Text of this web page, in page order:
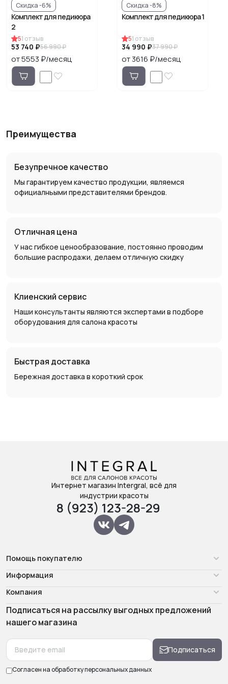
Скидка -6%
Комплект для педикюра
2
51 отзыв
53 740 ₽56 990 ₽
от 5553 ₽/месяц
Скидка -8%
Комплект для педикюра 1
51 отзыв
34 990 ₽37 990 ₽
от 3616 ₽/месяц
Преимущества
Безупречное качество
Мы гарантируем качество продукции, являемся
официалньыми представителями брендов.
Отличная цена
У нас гибкое ценообразование, постоянно проводим
большие распродажи, делаем отличную скидку
Клиенский сервис
Наши консультанты являются экспертами в подборе
оборудования для салона красоты
Быстрая доставка
Бережная доставка в короткий срок
Интернет магазин Intergral, всё для
индустрии красоты
8 (923) 123-28-29
Помощь покупателю
Информация
Компания
Подписаться на рассылку выгодных предложений
нашего магазина
Подписаться
Согласен на обработкуперсональных данных